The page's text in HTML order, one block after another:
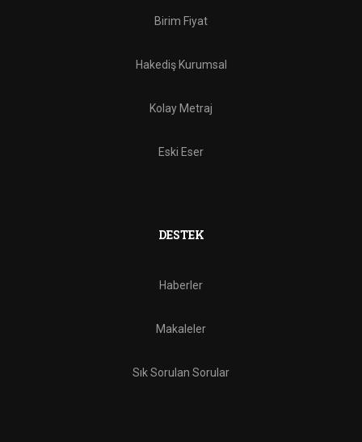
Birim Fiyat
Hakediş Kurumsal
Kolay Metraj
Eski Eser
DESTEK
Haberler
Makaleler
Sık Sorulan Sorular